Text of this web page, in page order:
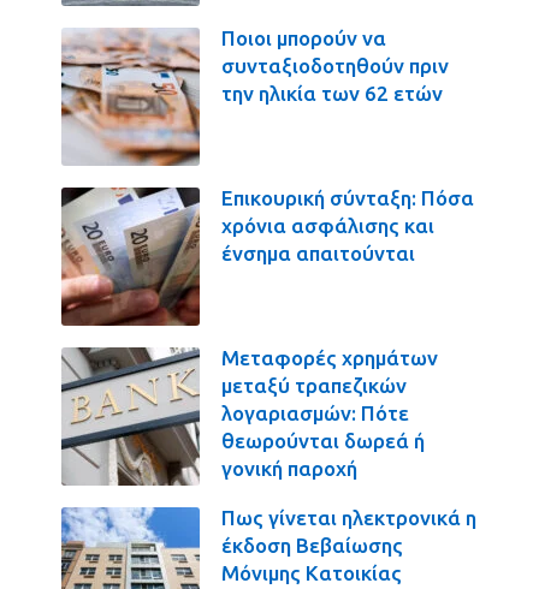
Ποιοι μπορούν να
συνταξιοδοτηθούν πριν
την ηλικία των 62 ετών
Επικουρική σύνταξη: Πόσα
χρόνια ασφάλισης και
ένσημα απαιτούνται
Μεταφορές χρημάτων
μεταξύ τραπεζικών
λογαριασμών: Πότε
θεωρούνται δωρεά ή
γονική παροχή
Πως γίνεται ηλεκτρονικά η
έκδοση Βεβαίωσης
Μόνιμης Κατοικίας